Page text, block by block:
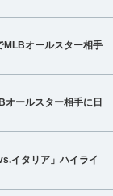
MLBオールスター相手
オールスター相手に日
イタリア」ハイライ